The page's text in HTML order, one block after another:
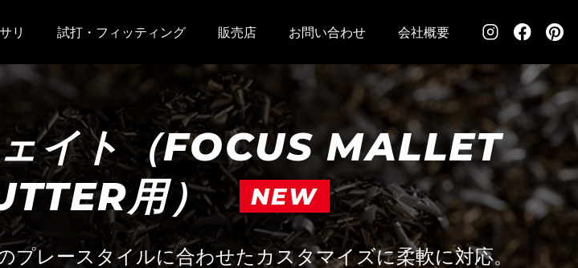
リ 試打・フィッティング 販売店 お問い合わせ 会社概要
イト（FOCUS MALLET
用）
NEW
プレースタイルに合わせたカスタマイズに柔軟に対応。